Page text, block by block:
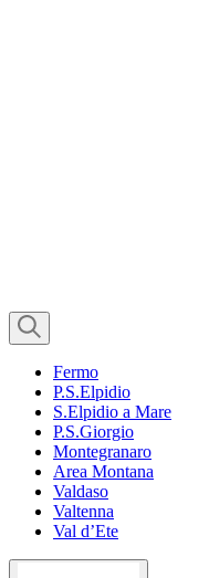
Fermo
P.S.Elpidio
S.Elpidio a Mare
P.S.Giorgio
Montegranaro
Area Montana
Valdaso
Valtenna
Val d’Ete